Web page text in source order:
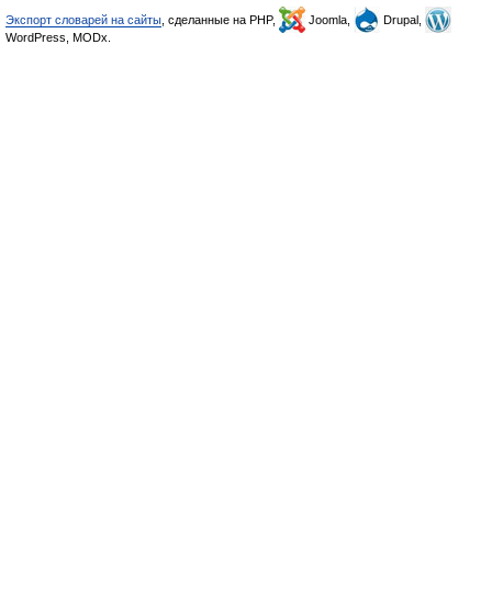
Экспорт словарей на сайты , сделанные на PHP, Joomla,
Drupal,
WordPress, MODx.